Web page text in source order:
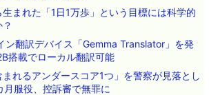
まれた「1日1万歩」という目標には科学的
ン翻訳デバイス「Gemma Translator」を発
搭載でローカル翻訳可能
まれるアンダースコア1つ」を警察が見落とし
服役、控訴審で無罪に